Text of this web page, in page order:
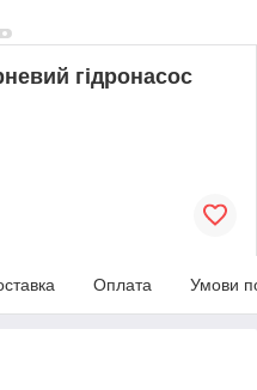
гідронасос
Оплата Умови